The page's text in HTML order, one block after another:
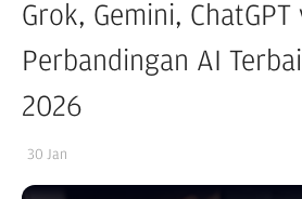
Grok, Gemini, ChatGPT
Perbandingan AI
2026
30 Jan